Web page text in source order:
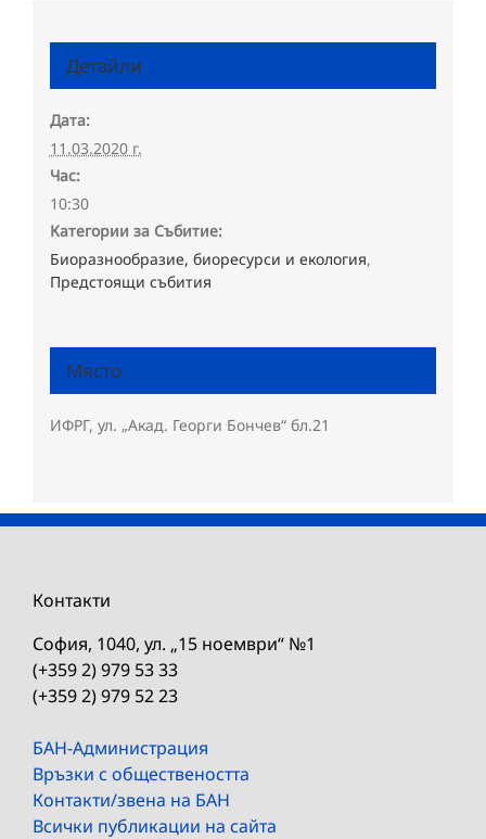
Детайли
Дата:
11.03.2020 г.
Час:
10:30
Категории за Събитие:
Биоразнообразие, биоресурси и екология,
Предстоящи събития
Място
ИФРГ, ул. „Акад. Георги Бончев“ бл.21
Контакти
София, 1040, ул. „15 ноември“ №1
(+359 2) 979 53 33
(+359 2) 979 52 23
БАН-Администрация
Връзки с обществеността
Контакти/звена на БАН
Всички публикации на сайта